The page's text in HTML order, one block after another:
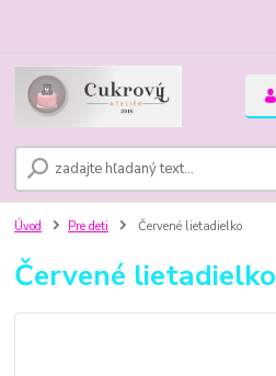
Úvod Pre deti Červené lietadielko
Červené lietadielko